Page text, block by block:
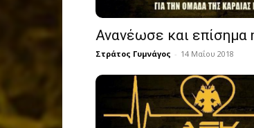
Ανανέωσε και επίσημα
Στράτος Γυμνάγος - 14 Μαΐου 2018